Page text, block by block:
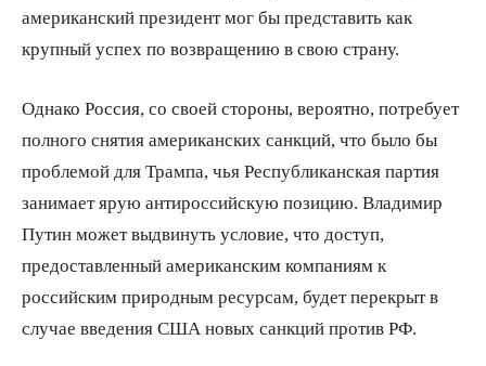
американский президент мог бы представить как
крупный успех по возвращению в свою страну.
Однако Россия, со своей стороны, вероятно, потребует
полного снятия американских санкций, что было бы
проблемой для Трампа, чья Республиканская партия
занимает ярую антироссийскую позицию. Владимир
Путин может выдвинуть условие, что доступ,
предоставленный американским компаниям к
российским природным ресурсам, будет перекрыт в
случае введения США новых санкций против РФ.